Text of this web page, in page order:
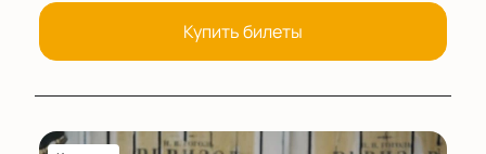
Купить билеты